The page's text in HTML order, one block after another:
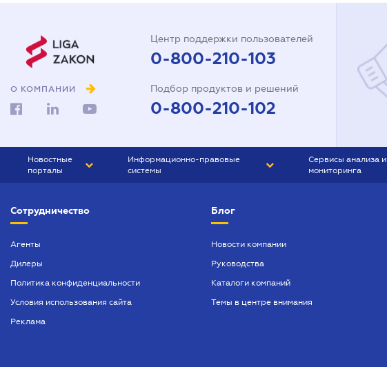
О КОМПАНИИ
Центр поддержки пользователей
0-800-210-103
Подбор продуктов и решений
0-800-210-102
Новостные
порталы
БИЗНЕС
Информационно-правовые
системы
БУХГАЛТЕР ПРОФ
ЮРИСТ ПРОФ
Сервисы анализа и
мониторинга
Сотрудничество
Агенты
Дилеры
Политика конфиденциальности
Условия использования сайта
Реклама
Блог
Новости компании
Руководства
Каталоги компаний
Темы в центре внимания